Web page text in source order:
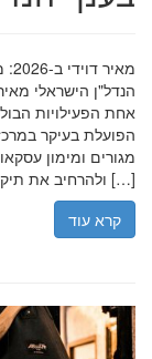
הנדל"ן הישראלי
אחת הפעילויות
הפועלת בעיקר
ולהרחיב את תיק הפרויקטים שלה, תוך הדגשת ערכי […]
קרא עוד